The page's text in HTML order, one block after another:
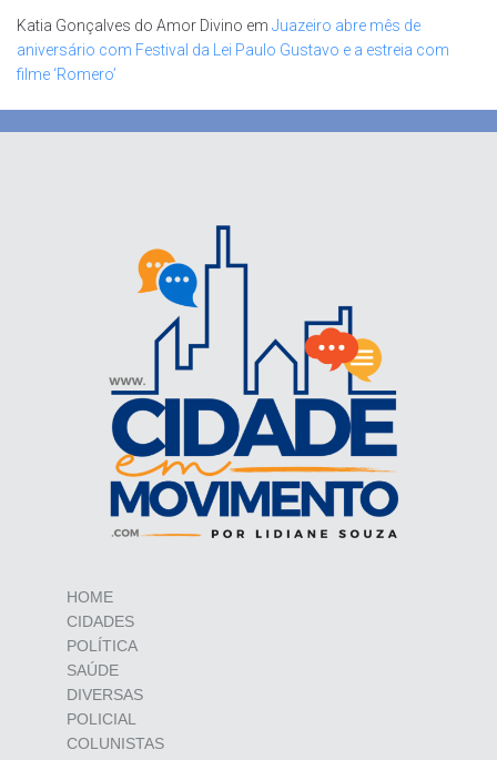
Katia Gonçalves do Amor Divino em Juazeiro abre mês de
aniversário com Festival da Lei Paulo Gustavo e a estreia com
filme ‘Romero’
HOME
CIDADES
POLÍTICA
SAÚDE
DIVERSAS
POLICIAL
COLUNISTAS